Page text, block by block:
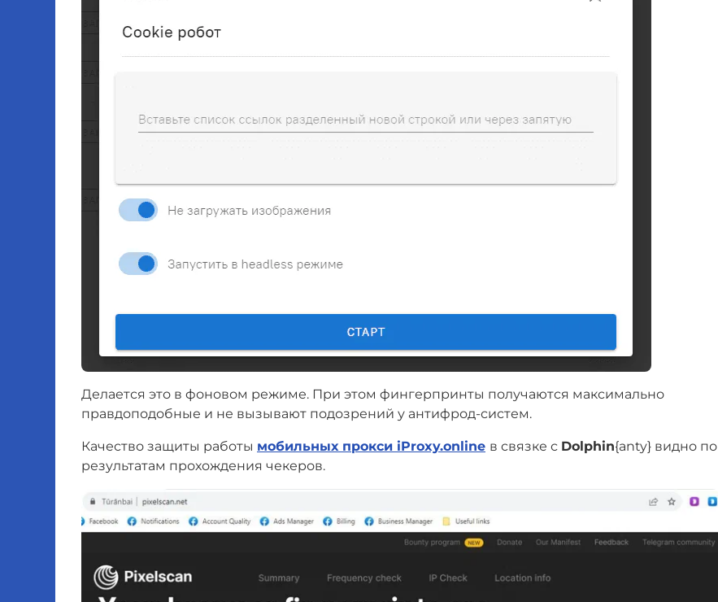
Делается это в фоновом режиме. При этом фингерпринты получаются максимально
правдоподобные и не вызывают подозрений у антифрод-систем.
Качество защиты работы мобильных прокси iProxy.online в связке с Dolphin{anty} видно по
результатам прохождения чекеров.